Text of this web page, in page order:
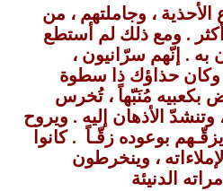
، وجاملتهم ، من
. ومع ذلك لم أستطع
به . إنّهم سرّانيون ،
وكان حذاؤك ذا سطوة
بكعبيه مُنَبّهاً ، تُخرس
وتنشدّ الأذهان إليه . ويروح
بوعوده زقّـاً . كانوا
، وينخرطون
الدنيئة